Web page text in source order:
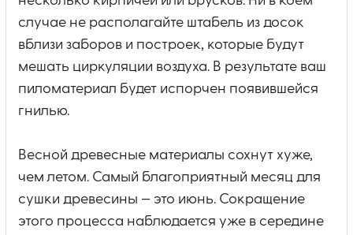
случае не располагайте штабель из досок
вблизи заборов и построек, которые будут
мешать циркуляции воздуха. В результате ваш
пиломатериал будет испорчен появившейся
гнилью.
Весной древесные материалы сохнут хуже,
чем летом. Самый благоприятный месяц для
сушки древесины — это июнь. Сокращение
этого процесса наблюдается уже в середине